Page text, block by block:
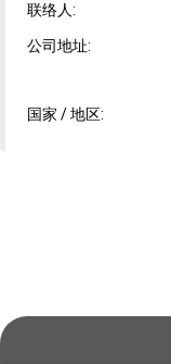
联络人:
公司地址:
国家 / 地区: